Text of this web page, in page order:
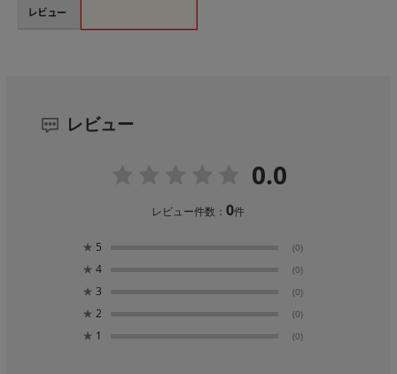
レビュー
レビュー
0.0
レビュー件数：0件
★ 5 (0)
★ 4 (0)
★ 3 (0)
★ 2 (0)
★ 1 (0)